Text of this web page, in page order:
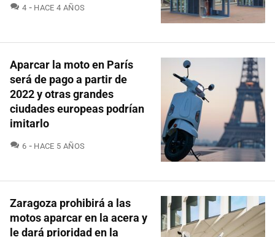
4 COMENTARIOS
HACE 4 AÑOS
Aparcar la moto en París
será de pago a partir de
2022 y otras grandes
ciudades europeas podrían
imitarlo
6 COMENTARIOS
HACE 5 AÑOS
Zaragoza prohibirá a las
motos aparcar en la acera y
le dará prioridad en la